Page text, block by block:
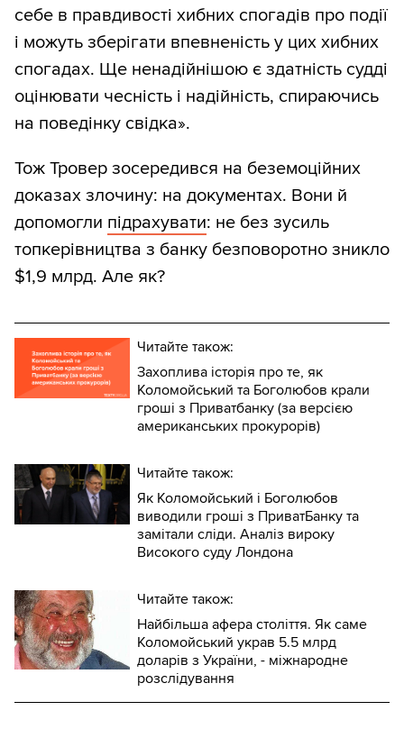
себе в правдивості хибних спогадів про події
і можуть зберігати впевненість у цих хибних
спогадах. Ще ненадійнішою є здатність судді
оцінювати чесність і надійність, спираючись
на поведінку свідка».
Тож Тровер зосередився на беземоційних
доказах злочину: на документах. Вони й
допомогли підрахувати: не без зусиль
топкерівництва з банку безповоротно зникло
$1,9 млрд. Але як?
Читайте також:
Захоплива історія про те, як
Коломойський та Боголюбов крали
гроші з Приватбанку (за версією
американських прокурорів)
Читайте також:
Як Коломойський і Боголюбов
виводили гроші з ПриватБанку та
замітали сліди. Аналіз вироку
Високого суду Лондона
Читайте також:
Найбільша афера століття. Як саме
Коломойський украв 5.5 млрд
доларів з України, - міжнародне
розслідування